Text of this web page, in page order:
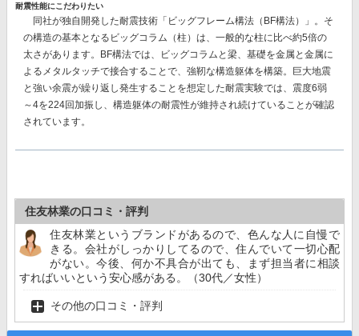
耐震性能にこだわりたい
同社が独自開発した耐震技術 「ビッグフレーム構法（BF構法）」。 そ
の構造の基本となるビッグコラム（柱）は、一般的な柱に比べ約5倍の
太さがあります。BF構法では、ビッグコラムと梁、基礎を金属と金属に
よるメタルタッチで接合することで、強靭な構造躯体を構築。巨大地震
と強い余震が繰り返し発生することを想定した耐震実験では、 震度6弱
～4を224回加振し、構造躯体の耐震性が維持され続けていることが確認
されています。
住友林業の口コミ・評判
住友林業というブランドがあるので、色んな人に自慢で
きる。会社がしっかりしてるので、住んでいて一切心配
がない。今後、何か不具合が出ても、まず担当者に相談
すればいいという安心感がある。（30代／女性）
その他の口コミ・評判